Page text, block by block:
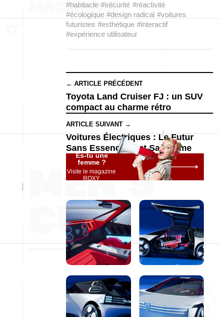
#habitacle #sécurité #réactivité
#écologique #design radical #voitures
futuristes #esthétique #interactif
#expérience utilisateur
← ARTICLE PRÉCÉDENT
Toyota Land Cruiser FJ : un SUV
compact au charme rétro
ARTICLE SUIVANT →
Voitures Électriques : Le Futur
Sans Essence — et Sans Âme
Es-tu une
femme ?
Visite le magazine
ROXY